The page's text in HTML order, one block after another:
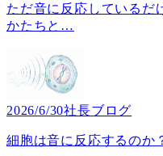
ただ音に反応しているだ
かたちと …
2026/6/30社長ブログ
細胞は音に反応するのか